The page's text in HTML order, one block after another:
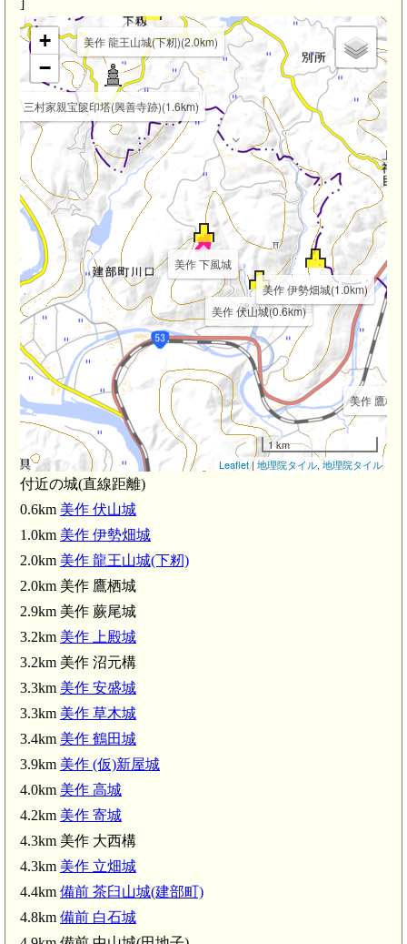
]
福渡駅(2.9km)
三村家親宝篋印塔(興善寺跡)(1.6km)
美作 下風城
美作 伏山城(0.6km)
美作 伊勢畑城(1.0km)
美作 龍王山城(下籾)(2.0km)
美作 鷹栖
備前 茶臼山城(建部町)(4.4km)
+
−
1 km
Leaflet|地理院タイル,地理院タイル
付近の城(直線距離)
0.6km 美作 伏山城
1.0km 美作 伊勢畑城
2.0km 美作 龍王山城(下籾)
2.0km 美作 鷹栖城
2.9km 美作 蕨尾城
3.2km 美作 上殿城
3.2km 美作 沼元構
3.3km 美作 安盛城
3.3km 美作 草木城
3.4km 美作 鶴田城
3.9km 美作 (仮)新屋城
4.0km 美作 高城
4.2km 美作 寄城
4.3km 美作 大西構
4.3km 美作 立畑城
4.4km 備前 茶臼山城(建部町)
4.8km 備前 白石城